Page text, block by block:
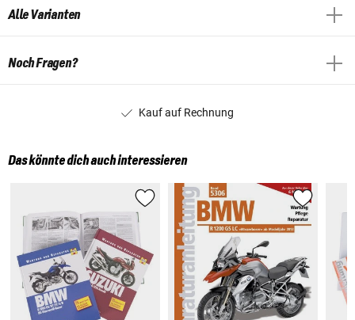
Alle Varianten
Noch Fragen?
Kauf auf Rechnung
Das könnte dich auch interessieren